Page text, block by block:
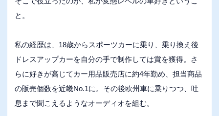
と。
私の経歴は、18歳からスポーツカーに乗り、乗り換え後
ドレスアップカーを自分の手で制作しては賞を獲得。さ
らに好きが高じてカー用品販売店に約4年勤め、担当商品
の販売個数を近畿No.1に。その後欧州車に乗りつつ、吐
息まで聞こえるようなオーディオを組む。